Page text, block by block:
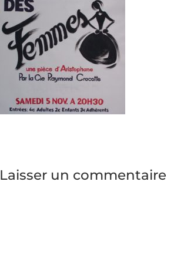
Laisser un commentaire